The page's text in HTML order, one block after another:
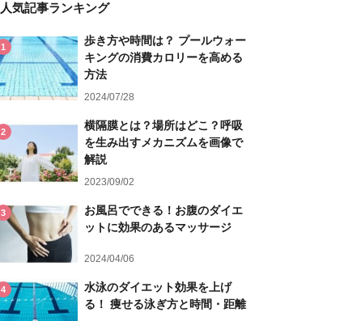
人気記事ランキング
1
歩き方や時間は？ プールウォー
キングの消費カロリーを高める
方法
2024/07/28
2
横隔膜とは？場所はどこ？呼吸
を生み出すメカニズムを画像で
解説
2023/09/02
3
お風呂でできる！お腹のダイエ
ットに効果のあるマッサージ
2024/04/06
4
水泳のダイエット効果を上げ
る！ 痩せる泳ぎ方と時間・距離